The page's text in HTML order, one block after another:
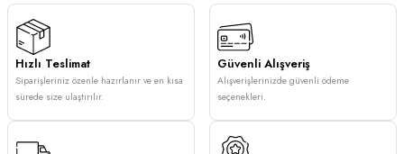
Hızlı Teslimat
Siparişleriniz özenle hazırlanır ve en kısa
sürede size ulaştırılır.
Güvenli Alışveriş
Alışverişlerinizde güvenli ödeme
seçenekleri.